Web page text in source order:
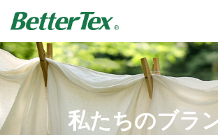
私たちのブラ